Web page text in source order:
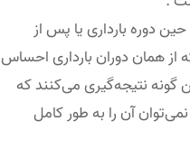
دوره بارداری یا پس از
همان دوران بارداری احساس
نتیجه‌گیری می‌کنند که
آن را به طور کامل